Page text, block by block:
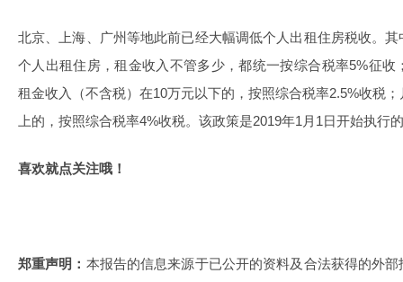
北京、上海、广州等地此前已经大幅调低个人出租住房税收。
个人出租住房，租金收入不管多少，都统一按综合税率5%征
租金收入（不含税）在10万元以下的，按照综合税率2.5%收税
上的，按照综合税率4%收税。该政策是2019年1月1日开始执行
喜欢就点关注哦！
郑重声明： 本报告的信息来源于已公开的资料及合法获得的外